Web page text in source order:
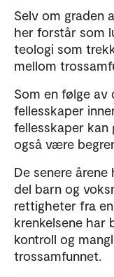
Selv om graden
her forstår som
teologi som
mellom
Som en følge av
fellesskaper
fellesskaper kan
også være
De senere
del barn og
rettigheter fra
krenkelsene har
kontroll og
trossamfunnet.